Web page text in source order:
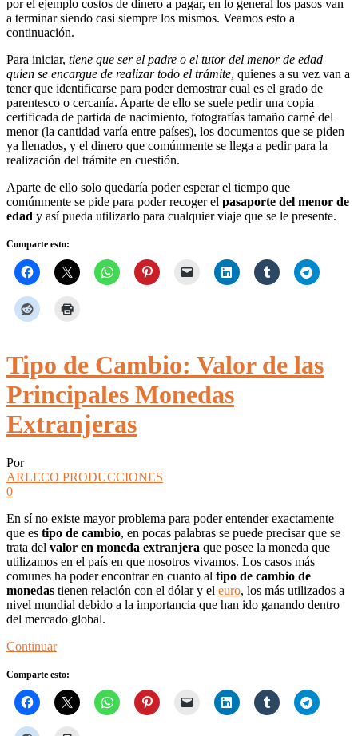
por el ejemplo costos de dinero a pagar, en lo general los pasos van
a terminar siendo casi siempre los mismos. Veamos esto a
continuación.
Para iniciar, tiene que ser el padre o el tutor del menor de edad
quien se encargue de realizar todo el trámite, quienes a su vez van a
tener que identificarse para poder demostrar cual es el grado de
parentesco o cercanía. Aparte de ello se suele pedir una copia
certificada de partida de nacimiento, fotografías tamaño carné del
menor (la cantidad varía entre países), los documentos que se piden
ya llenados, y el dinero que comúnmente se llega a pedir para la
realización del trámite en cuestión.
Aparte de ello solo quedaría poder esperar el tiempo que
comúnmente se pide para poder recoger el pasaporte del menor de
edad y así pueda utilizarlo para cualquier viaje que se le presente.
Comparte esto:
Tipo de Cambio: Valor de las
Principales Monedas
Extranjeras
Por
ARLECO PRODUCCIONES
0
En sí no existe mayor problema para poder entender exactamente
que es tipo de cambio, en pocas palabras se puede precisar que se
trata del valor en moneda extranjera que posee la moneda que
utilizamos en el país en que nosotros vivamos. Los casos más
comunes ha poder encontrar en cuanto al tipo de cambio de
monedas tienen relación con el dólar y el euro, los más utilizados a
nivel mundial debido a la importancia que han ido ganando dentro
del mercado global.
Continuar
Comparte esto: